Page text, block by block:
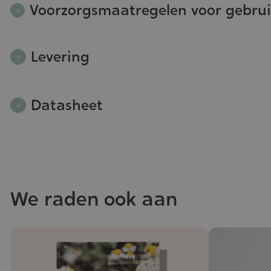
Voorzorgsmaatregelen voor
Levering
Datasheet
We raden ook aan